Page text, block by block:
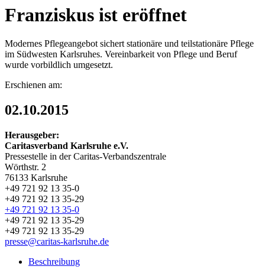
Franziskus ist eröffnet
Modernes Pflegeangebot sichert stationäre und teilstationäre Pflege
im Südwesten Karlsruhes. Vereinbarkeit von Pflege und Beruf
wurde vorbildlich umgesetzt.
Erschienen am:
02.10.2015
Herausgeber:
Caritasverband Karlsruhe e.V.
Pressestelle in der Caritas-Verbandszentrale
Wörthstr. 2
76133 Karlsruhe
+49 721 92 13 35-0
+49 721 92 13 35-29
+49 721 92 13 35-0
+49 721 92 13 35-29
+49 721 92 13 35-29
presse@caritas-karlsruhe.de
Beschreibung